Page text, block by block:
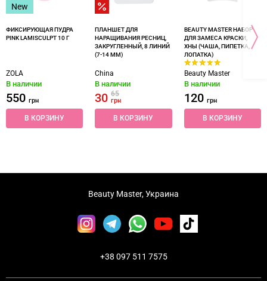
New
ФИКСИРУЮЩАЯ ПУДРА
PINK LAMISCULPT 10 Г
ZOLA
В наличии
550 грн
В КОРЗИНУ
ПЛАНШЕТ ДЛЯ
НАРАЩИВАНИЯ РЕСНИЦ,
ЗАКРУГЛЕННЫЙ, 8 ЛИНИЙ
(7-14 ММ)
China
В наличии
3065
грн
В КОРЗИНУ
BEAUTY MASTER НАБОР
ДЛЯ ЗАМЕСА КРАСКИ,
ХНЫ (ЧАША, ПИПЕТКА,
ЛОПАТКА)
Beauty Master
В наличии
120 грн
В КОРЗИНУ
Beauty Master, Украина
+38 097 511 7575